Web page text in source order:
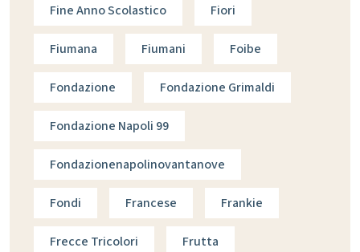
Fine Anno Scolastico Fiori
Fiumana Fiumani Foibe
Fondazione Fondazione Grimaldi
Fondazione Napoli 99
Fondazionenapolinovantanove
Fondi Francese Frankie
Frecce Tricolori Frutta